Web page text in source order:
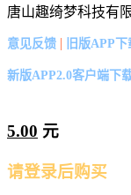
唐山趣绮梦科技有
意见反馈 | 旧版APP下
新版APP2.0客户端下
5.00 元
请登录后购买